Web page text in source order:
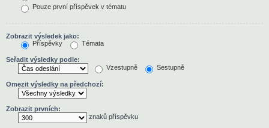
Pouze první příspěvek v tématu
Zobrazit výsledek jako:
Příspěvky
Témata
Seřadit výsledky podle:
Vzestupně
Sestupně
Omezit výsledky na předchozí:
Zobrazit prvních:
znaků příspěvku